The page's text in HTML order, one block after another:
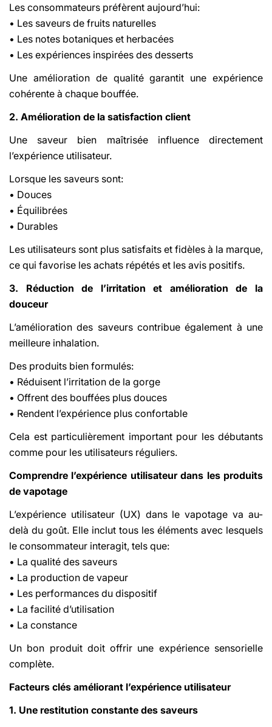
Les consommateurs préfèrent aujourd’hui:
• Les saveurs de fruits naturelles
• Les notes botaniques et herbacées
• Les expériences inspirées des desserts
Une amélioration de qualité garantit une expérience
cohérente à chaque bouffée.
2. Amélioration de la satisfaction client
Une saveur bien maîtrisée influence directement
l’expérience utilisateur.
Lorsque les saveurs sont:
• Douces
• Équilibrées
• Durables
Les utilisateurs sont plus satisfaits et fidèles à la marque,
ce qui favorise les achats répétés et les avis positifs.
3. Réduction de l’irritation et amélioration de la
douceur
L’amélioration des saveurs contribue également à une
meilleure inhalation.
Des produits bien formulés:
• Réduisent l’irritation de la gorge
• Offrent des bouffées plus douces
• Rendent l’expérience plus confortable
Cela est particulièrement important pour les débutants
comme pour les utilisateurs réguliers.
Comprendre l’expérience utilisateur dans les produits
de vapotage
L’expérience utilisateur (UX) dans le vapotage va au-
delà du goût. Elle inclut tous les éléments avec lesquels
le consommateur interagit, tels que:
• La qualité des saveurs
• La production de vapeur
• Les performances du dispositif
• La facilité d’utilisation
• La constance
Un bon produit doit offrir une expérience sensorielle
complète.
Facteurs clés améliorant l’expérience utilisateur
1. Une restitution constante des saveurs